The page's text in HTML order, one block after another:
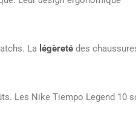
La légèreté des
Les Nike Tiempo Legend 10